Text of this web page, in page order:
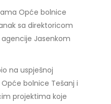
Opće bolnice
sa direktoricom
Jasenkom
na uspješnoj
bolnice Tešanj i
projektima koje